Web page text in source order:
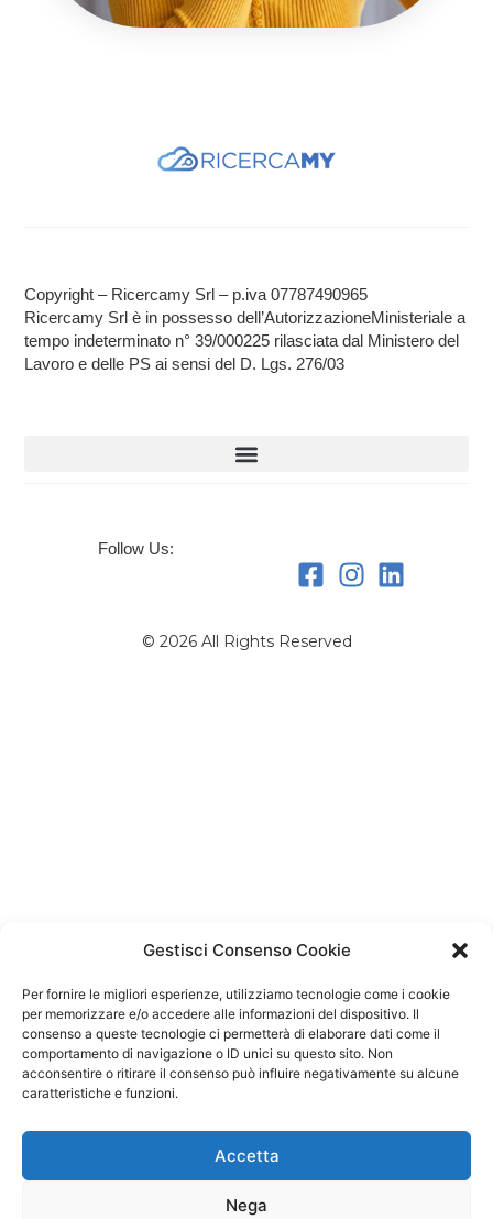
Gestisci Consenso Cookie
Per fornire le migliori esperienze, utilizziamo tecnologie come i cookie
per memorizzare e/o accedere alle informazioni del dispositivo. Il
consenso a queste tecnologie ci permetterà di elaborare dati come il
comportamento di navigazione o ID unici su questo sito. Non
acconsentire o ritirare il consenso può influire negativamente su alcune
caratteristiche e funzioni.
Accetta
Nega
Copyright – Ricercamy Srl – p.iva 07787490965
Ricercamy Srl è in possesso dell’AutorizzazioneMinisteriale a
tempo indeterminato n° 39/000225 rilasciata dal Ministero del
Lavoro e delle PS ai sensi del D. Lgs. 276/03
Follow Us:
© 2026 All Rights Reserved